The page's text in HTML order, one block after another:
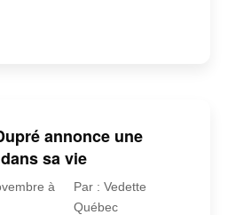
annonce une
sa vie
à
Par : Vedette
Québec